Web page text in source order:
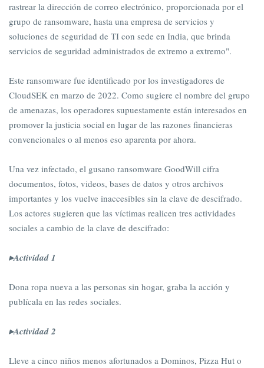
rastrear la dirección de correo electrónico, proporcionada por el
grupo de ransomware, hasta una empresa de servicios y
soluciones de seguridad de TI con sede en India, que brinda
servicios de seguridad administrados de extremo a extremo".
Este ransomware fue identificado por los investigadores de
CloudSEK en marzo de 2022. Como sugiere el nombre del grupo
de amenazas, los operadores supuestamente están interesados ​​​​en
promover la justicia social en lugar de las razones financieras
convencionales o al menos eso aparenta por ahora.
Una vez infectado, el gusano ransomware GoodWill cifra
documentos, fotos, videos, bases de datos y otros archivos
importantes y los vuelve inaccesibles sin la clave de descifrado.
Los actores sugieren que las víctimas realicen tres actividades
sociales a cambio de la clave de descifrado:
▸Actividad 1
Dona ropa nueva a las personas sin hogar, graba la acción y
publícala en las redes sociales.
▸Actividad 2
Lleve a cinco niños menos afortunados a Dominos, Pizza Hut o